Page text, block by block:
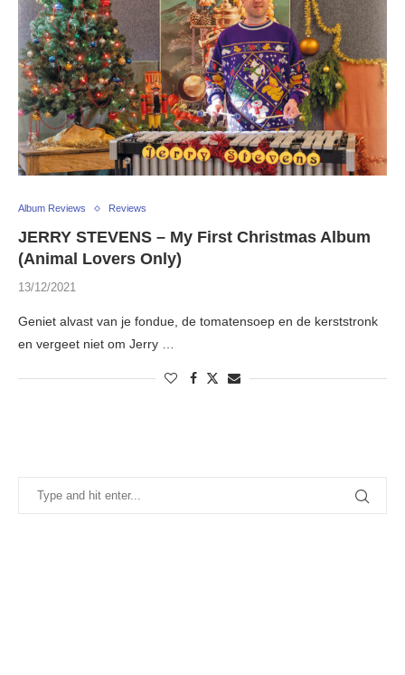
Album Reviews Reviews
JERRY STEVENS – My First Christmas Album
(Animal Lovers Only)
13/12/2021
Geniet alvast van je fondue, de tomatensoep en de kerststronk
en vergeet niet om Jerry …